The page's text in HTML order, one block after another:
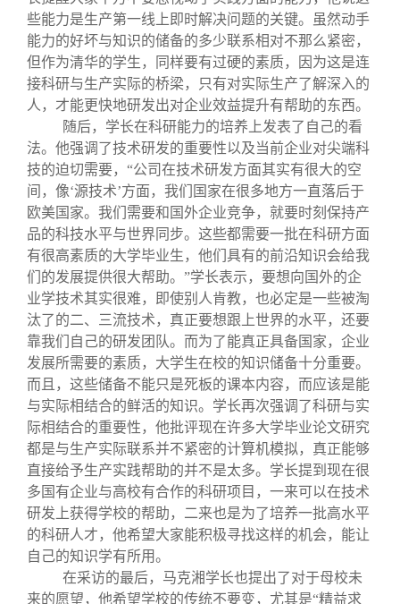
些能力是生产第一线上即时解决问题的关键。虽然动手
能力的好坏与知识的储备的多少联系相对不那么紧密，
但作为清华的学生，同样要有过硬的素质，因为这是连
接科研与生产实际的桥梁，只有对实际生产了解深入的
人，才能更快地研发出对企业效益提升有帮助的东西。
随后，学长在科研能力的培养上发表了自己的看
法。他强调了技术研发的重要性以及当前企业对尖端科
技的迫切需要，“公司在技术研发方面其实有很大的空
间，像‘源技术’方面，我们国家在很多地方一直落后于
欧美国家。我们需要和国外企业竞争，就要时刻保持产
品的科技水平与世界同步。这些都需要一批在科研方面
有很高素质的大学毕业生，他们具有的前沿知识会给我
们的发展提供很大帮助。”学长表示，要想向国外的企
业学技术其实很难，即使别人肯教，也必定是一些被淘
汰了的二、三流技术，真正要想跟上世界的水平，还要
靠我们自己的研发团队。而为了能真正具备国家，企业
发展所需要的素质，大学生在校的知识储备十分重要。
而且，这些储备不能只是死板的课本内容，而应该是能
与实际相结合的鲜活的知识。学长再次强调了科研与实
际相结合的重要性，他批评现在许多大学毕业论文研究
都是与生产实际联系并不紧密的计算机模拟，真正能够
直接给予生产实践帮助的并不是太多。学长提到现在很
多国有企业与高校有合作的科研项目，一来可以在技术
研发上获得学校的帮助，二来也是为了培养一批高水平
的科研人才，他希望大家能积极寻找这样的机会，能让
自己的知识学有所用。
在采访的最后，马克湘学长也提出了对于母校未
来的愿望，他希望学校的传统不要变，尤其是“精益求